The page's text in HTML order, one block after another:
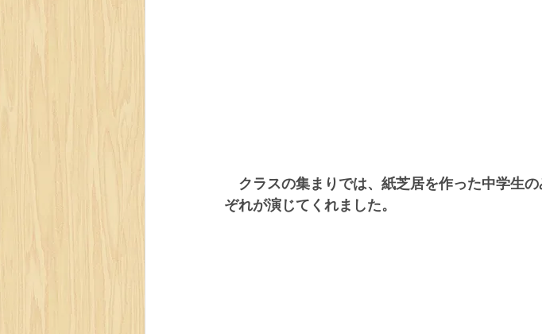
クラスの集まりでは、紙芝居を作った中学生
ぞれが演じてくれました。